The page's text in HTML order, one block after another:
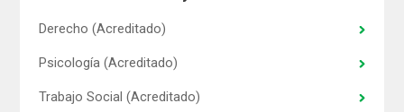
Derecho (Acreditado)
Psicología (Acreditado)
Trabajo Social (Acreditado)